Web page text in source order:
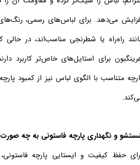
می‌دهد. برای لباس‌های رسمی،
راه‌راه یا شطرنجی مناسب‌اند، در
برای استایل‌های خاص‌تر کاربرد
متناسب با الگوی لباس نیز از کمبود
و نگهداری پارچه فاستونی به چه
حفظ کیفیت و ایستایی پارچه